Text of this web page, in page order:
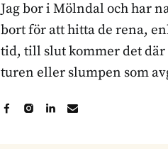
Jag bor i Mölndal och har
bort för att hitta de rena,
tid, till slut kommer det där
turen eller slumpen som